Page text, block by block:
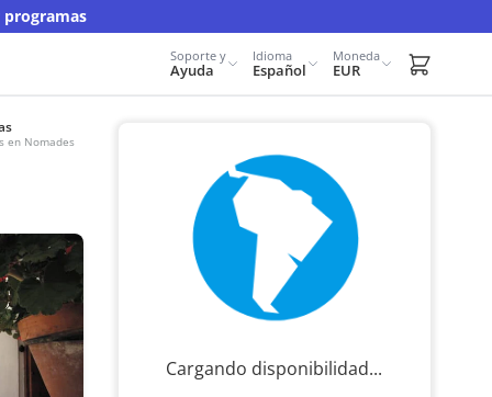
Soporte y
Ayuda
Idioma
Español
Moneda
EUR Carrito
en Nomades
Cargando disponibilidad...